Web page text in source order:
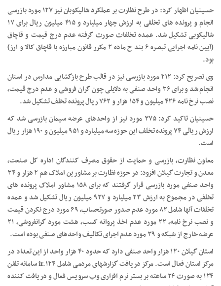
حسینیان اظهار کرد: در طرح نظارت بر عملکرد شالیکوبان نیز ۱۲۷ مورد بازرسی
انجام و پرونده های تخلفی به ارزش چهار میلیارد و ۴۱۵ میلیون ریال برای ۱۷
شالیکوبی تشکیل شد. عمده تخلفات صورت گرفته عدم درج قیمت و قاچاق
(آیین نامه اجرایی تبصره ۶ بند ح ماده ۲ مکرر قانون مبارزه با قاچاق کالا و ارز)
بود.
وی تصریح کرد: ۲۱۲ مورد بازرسی نیز در قالب طرح بازگشایی مدارس در استان
انجام شد و برای ۳۶ واحد صنفی به دلایلی چون گران فروشی و عدم درج قیمت،
نصب نرخ نامه ۴۲۶ میلیون و ۱۵۴ هزار و ۷۶۲ ریال پرونده تخلف تشکیل شد.
حسینیان تاکید کرد: ۳۷۵ مورد نیز از واحدهای عرضه سیمان بازرسی شد که
ارزش ریالی ۷۴ پرونده تخلف این حوزه سه میلیارد و ۹۵۱ میلیون و ۱۹۰ هزار ریال
است.
معاون نظارت، بازرسی و حمایت از حقوق مصرف کنندگان اداره کل صنعت،
معدن و تجارت گیلان افزود: در حوزه نظارت بر مشاورین املاک هم ۲ هزار و ۳۴
واحد صنفی مورد بازرسی قرار گرفتند که برای ۱۵۸ مشاور املاک پرونده های
تخلفی در مجموع به ارزش ۲۳ میلیارد و ۹۲۷ میلیون ریال تشکیل شد و عمده
تخلفات آنها شامل ۸۲ مورد عدم صدور صورتحساب، ۶۹ مورد درج نکردن قیمت
و نصب نرخ نامه، ۲۲ مورد عدم اخذ پروانه کسب، هشت مورد گرانفروشی، ۲۱
عرضه خارج از شبکه و ۳۹ مورد عدم اجرای تکالیف واحدهای صنفی بوده است.
استان گیلان ۱۲۰ هزار واحد صنفی دارد که حدود ۴۰ هزار واحد از این تعداد در
مرکز استان فعال است. مرکز دریافت گزارشهای مردمی شامل ir.۱۲۴ سامانه تلفن
۱۲۴ به صورت ۲۴ ساعته بر بستر نرم افزاری وب سرویس فعال و دریافت کننده